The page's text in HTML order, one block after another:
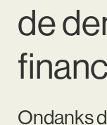
de
Ondanks